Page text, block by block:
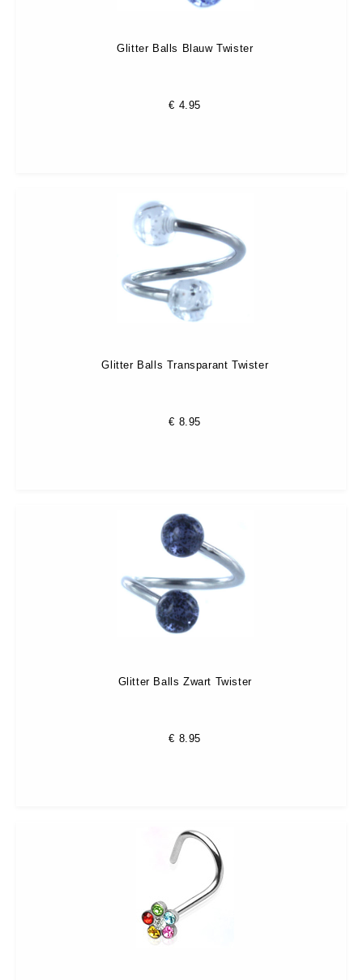
Glitter Balls Blauw Twister
€ 4.95
Glitter Balls Transparant Twister
€ 8.95
Glitter Balls Zwart Twister
€ 8.95